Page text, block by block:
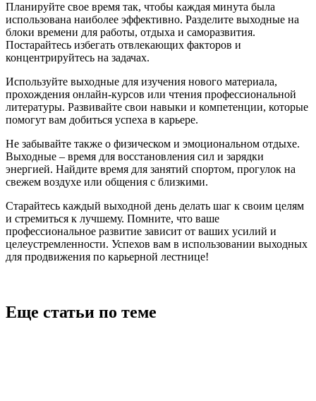
Планируйте свое время так, чтобы каждая минута была
использована наиболее эффективно. Разделите выходные на
блоки времени для работы, отдыха и саморазвития.
Постарайтесь избегать отвлекающих факторов и
концентрируйтесь на задачах.
Используйте выходные для изучения нового материала,
прохождения онлайн-курсов или чтения профессиональной
литературы. Развивайте свои навыки и компетенции, которые
помогут вам добиться успеха в карьере.
Не забывайте также о физическом и эмоциональном отдыхе.
Выходные – время для восстановления сил и зарядки
энергией. Найдите время для занятий спортом, прогулок на
свежем воздухе или общения с близкими.
Старайтесь каждый выходной день делать шаг к своим целям
и стремиться к лучшему. Помните, что ваше
профессиональное развитие зависит от ваших усилий и
целеустремленности. Успехов вам в использовании выходных
для продвижения по карьерной лестнице!
Еще статьи по теме